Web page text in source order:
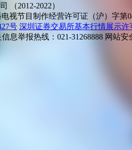
（2012-2022）
电视节目制作经营许可证（沪）字第
号 深圳证券交易所基本行情展示许
息举报热线：021-31268888 网站安